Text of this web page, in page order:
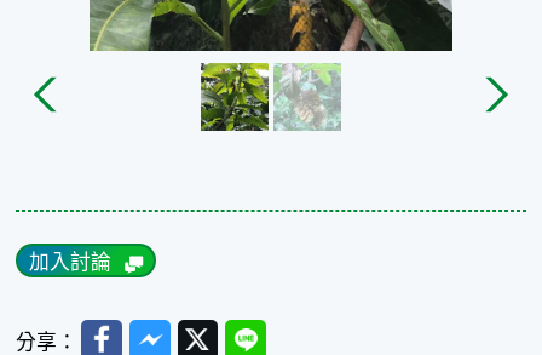
加入討論
分享： FacebookMessenger
TwitterLine